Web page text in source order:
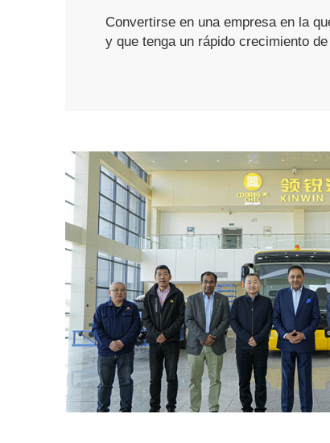
Convertirse en una empresa en la
y que tenga un rápido crecimiento